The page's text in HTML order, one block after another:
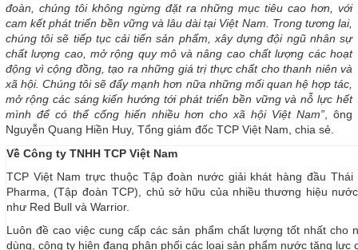
đoàn, chúng tôi không ngừng đặt ra những mục tiêu cao hơn, với
cam kết phát triển bền vững và lâu dài tại Việt Nam. Trong tương lai,
chúng tôi sẽ tiếp tục cải tiến sản phẩm, xây dựng đội ngũ nhân sự
chất lượng cao, mở rộng quy mô và nâng cao chất lượng các hoạt
động vì cộng đồng, tạo ra những giá trị thực chất cho thanh niên và
xã hội. Chúng tôi sẽ đẩy mạnh hơn nữa những mối quan hệ hợp tác,
mở rộng các sáng kiến hướng tới phát triển bền vững và nỗ lực hết
mình để có thể cống hiến nhiều hơn cho xã hội Việt Nam” , ông
Nguyễn Quang Hiền Huy, Tổng giám đốc TCP Việt Nam, chia sẻ.
Về Công ty TNHH TCP Việt Nam
TCP Việt Nam trực thuộc Tập đoàn nước giải khát hàng đầu Thái
Pharma, (Tập đoàn TCP), chủ sở hữu của nhiều thương hiệu
như Red Bull và Warrior.
Luôn đề cao việc cung cấp các sản phẩm chất lượng tốt nhất cho
dùng, công ty hiện đang phân phối các loại sản phẩm nước tăng lực